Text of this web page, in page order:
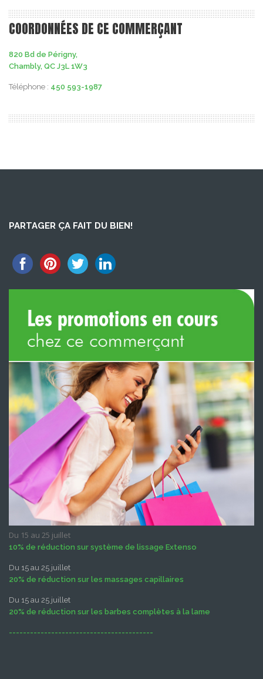
COORDONNÉES DE CE COMMERÇANT
820 Bd de Périgny,
Chambly, QC J3L 1W3
Téléphone : 450 593-1987
PARTAGER ÇA FAIT DU BIEN!
Du 15 au 25 juillet
10% de réduction sur système de lissage Extenso
Du 15 au 25 juillet
20% de réduction sur les massages capillaires
Du 15 au 25 juillet
20% de réduction sur les barbes complètes à la lame
-----------------------------------------